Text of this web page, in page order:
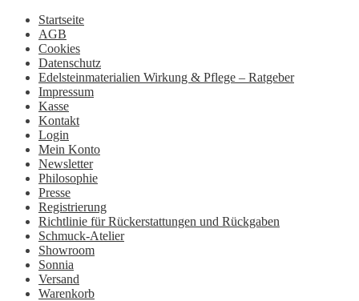
Startseite
AGB
Cookies
Datenschutz
Edelsteinmaterialien Wirkung & Pflege – Ratgeber
Impressum
Kasse
Kontakt
Login
Mein Konto
Newsletter
Philosophie
Presse
Registrierung
Richtlinie für Rückerstattungen und Rückgaben
Schmuck-Atelier
Showroom
Sonnia
Versand
Warenkorb